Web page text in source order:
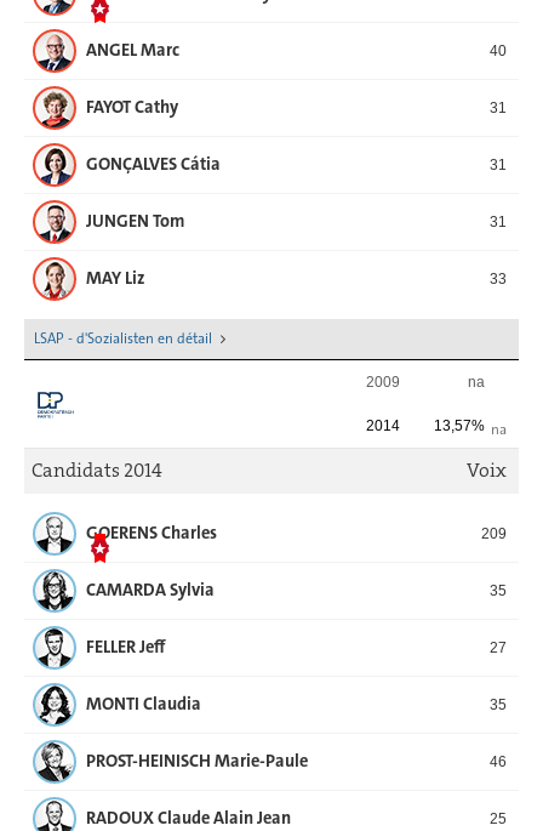
ANGEL Marc 40
FAYOT Cathy 31
GONÇALVES Cátia 31
JUNGEN Tom 31
MAY Liz 33
LSAP - d'Sozialisten en détail
2009 na
na
2014 13,57%
Candidats 2014 Voix
GOERENS Charles 209
CAMARDA Sylvia 35
FELLER Jeff 27
MONTI Claudia 35
PROST-HEINISCH Marie-Paule 46
RADOUX Claude Alain Jean 25